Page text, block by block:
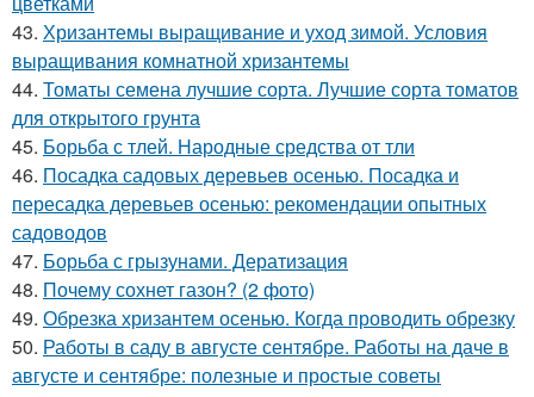
43. Хризантемы выращивание и уход зимой. Условия
выращивания комнатной хризантемы
44. Томаты семена лучшие сорта. Лучшие сорта томатов
для открытого грунта
45. Борьба с тлей. Народные средства от тли
46. Посадка садовых деревьев осенью. Посадка и
пересадка деревьев осенью: рекомендации опытных
садоводов
47. Борьба с грызунами. Дератизация
48. Почему сохнет газон? (2 фото)
49. Обрезка хризантем осенью. Когда проводить обрезку
50. Работы в саду в августе сентябре. Работы на даче в
августе и сентябре: полезные и простые советы